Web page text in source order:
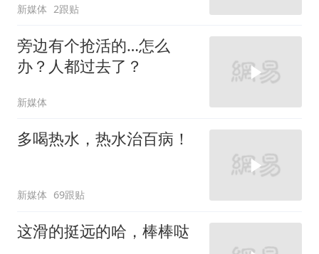
新媒体 2跟贴
旁边有个抢活的…怎么
办？人都过去了？
新媒体
多喝热水，热水治百病！
新媒体 69跟贴
这滑的挺远的哈，棒棒哒